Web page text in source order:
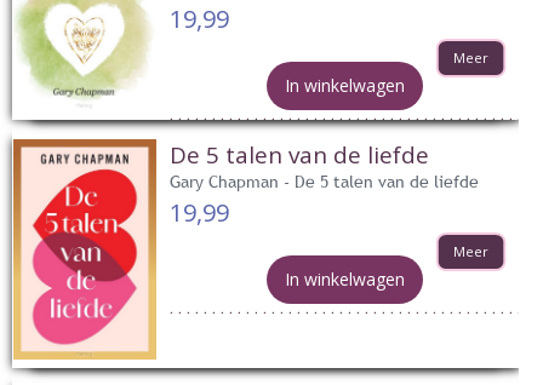
19,99
Meer
In winkelwagen
De 5 talen van de liefde
Gary Chapman - De 5 talen van de liefde
19,99
Meer
In winkelwagen